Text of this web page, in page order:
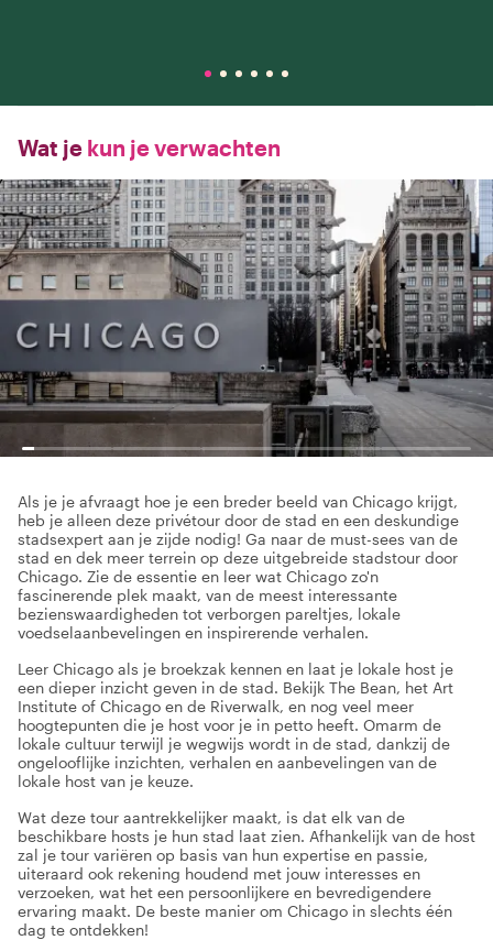
Wat je kun je verwachten
Als je je afvraagt hoe je een breder beeld van Chicago krijgt,
heb je alleen deze privétour door de stad en een deskundige
stadsexpert aan je zijde nodig! Ga naar de must-sees van de
stad en dek meer terrein op deze uitgebreide stadstour door
Chicago. Zie de essentie en leer wat Chicago zo'n
fascinerende plek maakt, van de meest interessante
bezienswaardigheden tot verborgen pareltjes, lokale
voedselaanbevelingen en inspirerende verhalen.
Leer Chicago als je broekzak kennen en laat je lokale host je
een dieper inzicht geven in de stad. Bekijk The Bean, het Art
Institute of Chicago en de Riverwalk, en nog veel meer
hoogtepunten die je host voor je in petto heeft. Omarm de
lokale cultuur terwijl je wegwijs wordt in de stad, dankzij de
ongelooflijke inzichten, verhalen en aanbevelingen van de
lokale host van je keuze.
Wat deze tour aantrekkelijker maakt, is dat elk van de
beschikbare hosts je hun stad laat zien. Afhankelijk van de host
zal je tour variëren op basis van hun expertise en passie,
uiteraard ook rekening houdend met jouw interesses en
verzoeken, wat het een persoonlijkere en bevredigendere
ervaring maakt. De beste manier om Chicago in slechts één
dag te ontdekken!